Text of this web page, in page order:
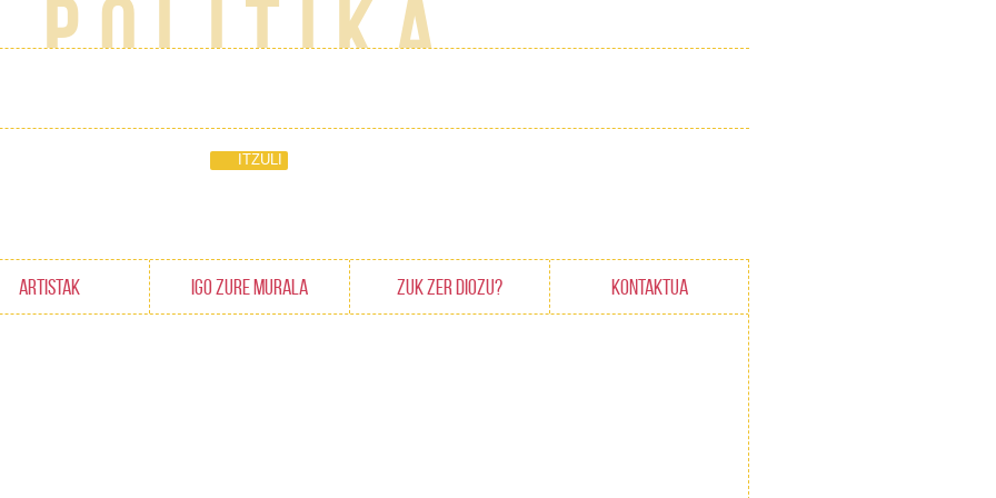
politika
ITZULI
ARTISTAK IGO ZURE MURALA ZUK ZER DIOZU? KONTAKTUA